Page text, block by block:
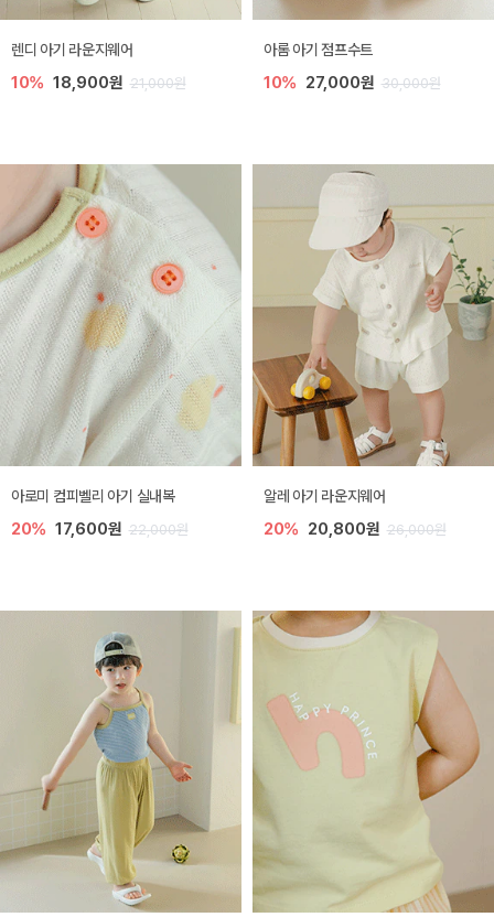
렌디 아기 라운지웨어
10% 18,900원 21,000원
아롬 아기 점프수트
10% 27,000원 30,000원
아로미 컴피벨리 아기 실내복
20% 17,600원 22,000원
알레 아기 라운지웨어
20% 20,800원 26,000원